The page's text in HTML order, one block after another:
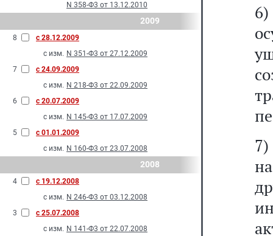
N 358-Ф3 от 13.12.2010
2009
8
с 28.12.2009
с изм. N 351-Ф3 от 27.12.2009
7
с 24.09.2009
с изм. N 218-Ф3 от 22.09.2009
6
с 20.07.2009
с изм. N 145-Ф3 от 17.07.2009
5
с 01.01.2009
с изм. N 160-Ф3 от 23.07.2008
2008
4
с 19.12.2008
с изм. N 246-Ф3 от 03.12.2008
3
с 25.07.2008
с изм. N 141-Ф3 от 22.07.2008